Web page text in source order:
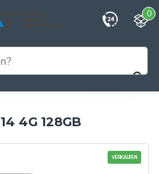
0
4G 128GB
VERKAUFEN